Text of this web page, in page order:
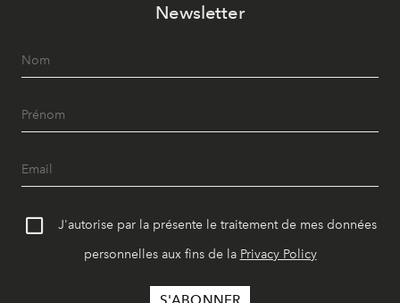
Newsletter
J'autorise par la présente le traitement de mes données
personnelles aux fins de la Privacy Policy